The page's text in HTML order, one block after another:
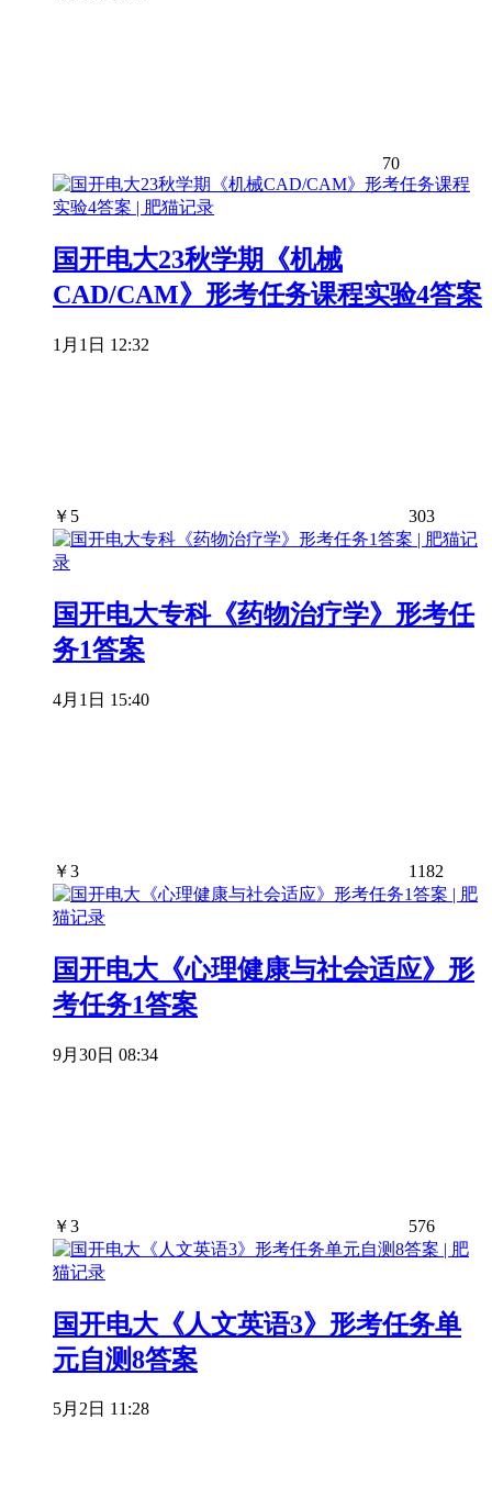
70
国开电大23秋学期《机械
CAD/CAM》形考任务课程实验4答案
1月1日 12:32
￥ 5 303
国开电大专科《药物治疗学》形考任
务1答案
4月1日 15:40
￥3 1182
国开电大《心理健康与社会适应》形
考任务1答案
9月30日 08:34
￥3 576
国开电大《人文英语3》形考任务单
元自测8答案
5月2日 11:28